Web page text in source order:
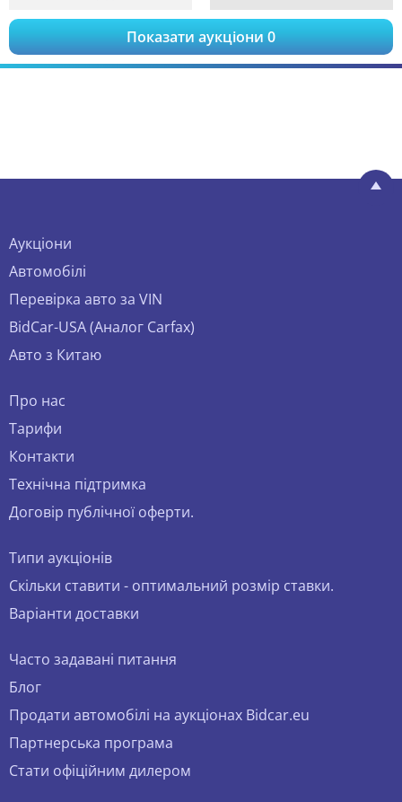
Показати аукціони0
Аукціони
Автомобілі
Перевірка авто за VIN
BidCar-USA (Аналог Carfax)
Авто з Китаю
Про нас
Тарифи
Контакти
Технічна підтримка
Договір публічної оферти.
Типи аукціонів
Скільки ставити - оптимальний розмір ставки.
Варіанти доставки
Часто задавані питання
Блог
Продати автомобілі на аукціонах Bidcar.eu
Партнерська програма
Стати офіційним дилером